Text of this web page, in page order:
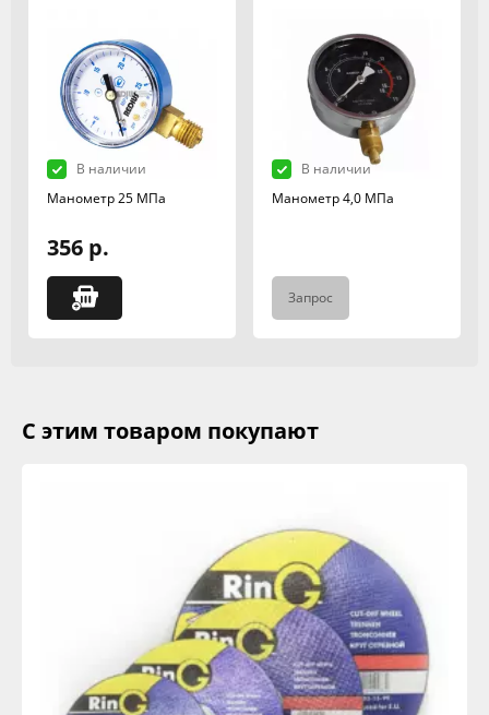
В наличии
Манометр 25 МПа
356 р.
В наличии
Манометр 4,0 МПа
Запрос
С этим товаром покупают